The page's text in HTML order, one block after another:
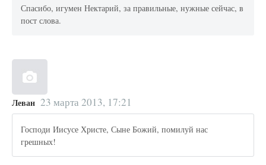
Спасибо, игумен Нектарий, за правильные, нужные сейчас, в
пост слова.
Леван 23 марта 2013, 17:21
Господи Иисусе Христе, Сыне Божий, помилуй нас
грешных!